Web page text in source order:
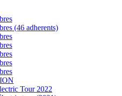
(46 adherents)
Tour 2022